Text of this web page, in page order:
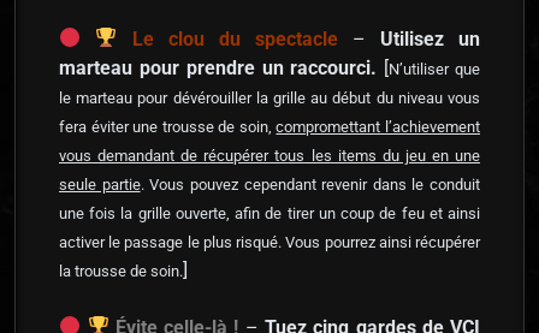
Le clou du spectacle– Utilisez un
marteau pour prendre un raccourci. [N’utiliser que
le marteau pour dévérouiller la grille au début du niveau vous
fera éviter une trousse de soin,compromettant l’achievement
vous demandant de récupérer tous les items du jeu en une
seule partie. Vous pouvez cependant revenir dans le conduit
une fois la grille ouverte, afin de tirer un coup de feu et ainsi
activer le passage le plus risqué. Vous pourrez ainsi récupérer
la trousse de soin.]
Évite celle-là ! – Tuez cinq gardes de VCI